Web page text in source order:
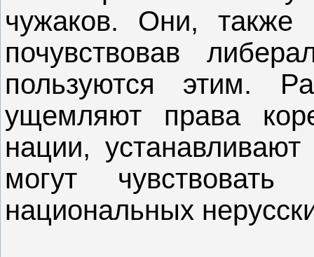
чужаков. Они, также
почувствовав
пользуются этим.
ущемляют права
нации,
могут
национальных